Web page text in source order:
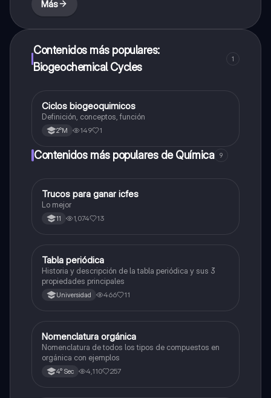
Más
Contenidos más populares:
Biogeochemical Cycles
1
Química
Ciclos biogeoquimicos
Definición, conceptos, función
2°M 149 1
Contenidos más populares de Química 9
Química
Trucos para ganar icfes
Lo mejor
11 1,074 13
Química
Tabla periódica
Historia y descripción de la tabla periódica y sus 3
propiedades principales
Universidad 466 11
Química
Nomenclatura orgánica
Nomenclatura de todos los tipos de compuestos en
orgánica con ejemplos
4° Sec 4,110 257